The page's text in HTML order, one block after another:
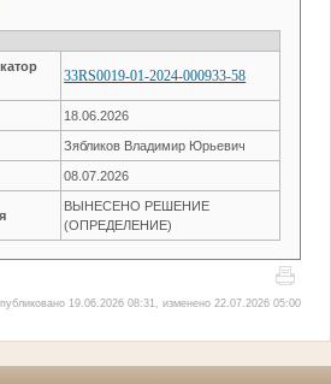
33RS0019-01-2024-000933-58
18.06.2026
Зябликов Владимир Юрьевич
08.07.2026
ВЫНЕСЕНО РЕШЕНИЕ
(ОПРЕДЕЛЕНИЕ)
19.06.2026 08:31, изменено 22.07.2026 05:00